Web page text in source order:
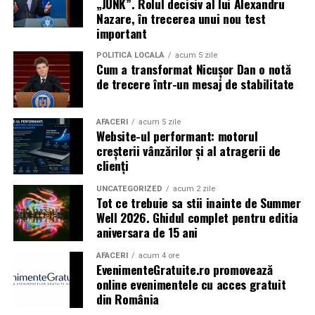
Vivo! Pitești pe 17 februarie, de la 18:30și vor
participa la o discuție după proiecție, alături de
Paul Decu.
Caravana„În pielea mea”ajunge laCinema City
Shopping City Ploiești, pe 18 februarie, de la 18:30, la
proiecția specială introdusă de regizorul
alături de actoriiIoana State, Vlad și Oana Gherman,
Azaleea Necula și Gabriel Vatavu.
O comedie actuală și spumoasă, filmul
mea”este distribuit de T.R.I.B.E. Films.
TRAILER:https://bit.ly/InPieleaMea
Site oficial:
inpieleamea.ro
Mai multe detalii, imagini de la filmări, fragmente din
film, declarații din partea actorilor și informații despre
concursuri sunt disponibile pe paginile social media ale
Nazare, în trecerea unui nou test
important
POLITICĂ LOCALĂ acum 5 zile
Cum a transformat Nicușor Dan o notă
de trecere într-un mesaj de stabilitate
AFACERI acum 5 zile
Website-ul performant: motorul
creșterii vânzărilor și al atragerii de
clienți
UNCATEGORIZED acum 2 zile
Tot ce trebuie sa stii inainte de Summer
Well 2026. Ghidul complet pentru editia
aniversara de 15 ani
AFACERI acum 4 ore
EvenimenteGratuite.ro promovează
online evenimentele cu acces gratuit
din România